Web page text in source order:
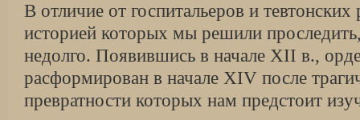
В отличие от госпитальеров и
историей которых мы решили
недолго. Появившись в начале XII в.,
расформирован в начале XIV после
превратности которых нам предстоит